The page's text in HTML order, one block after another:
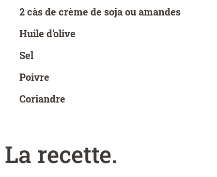
2 càs de crème de soja ou amandes
Huile d'olive
Sel
Poivre
Coriandre
La recette.